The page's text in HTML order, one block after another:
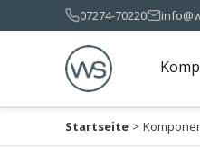
07274-70220
Startseite >